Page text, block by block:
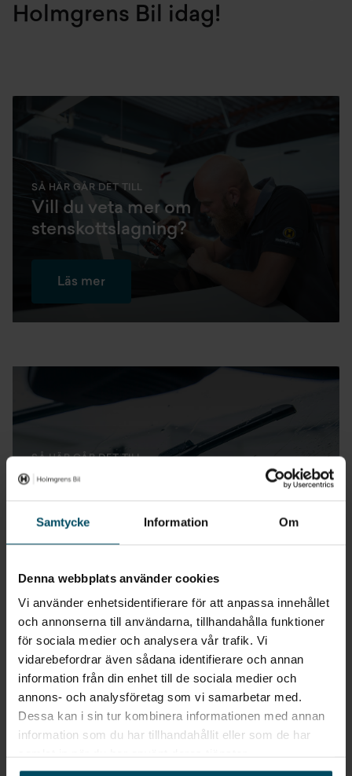
Samtycke Information Om
Denna webbplats använder cookies
Vi använder enhetsidentifierare för att anpassa innehållet
och annonserna till användarna, tillhandahålla funktioner
för sociala medier och analysera vår trafik. Vi
vidarebefordrar även sådana identifierare och annan
information från din enhet till de sociala medier och
annons- och analysföretag som vi samarbetar med.
Dessa kan i sin tur kombinera informationen med annan
information som du har tillhandahållit eller som de har
Holmgrens Bil idag!
SÅ HÄR GÅR DET TILL
Vill du veta mer om
stenskottslagning?
Läs mer
SÅ HÄR GÅR DET TILL
Vill du veta mer om vindrutebyte?
Läs mer
Verkstadstjänster
Gå till Verkstad